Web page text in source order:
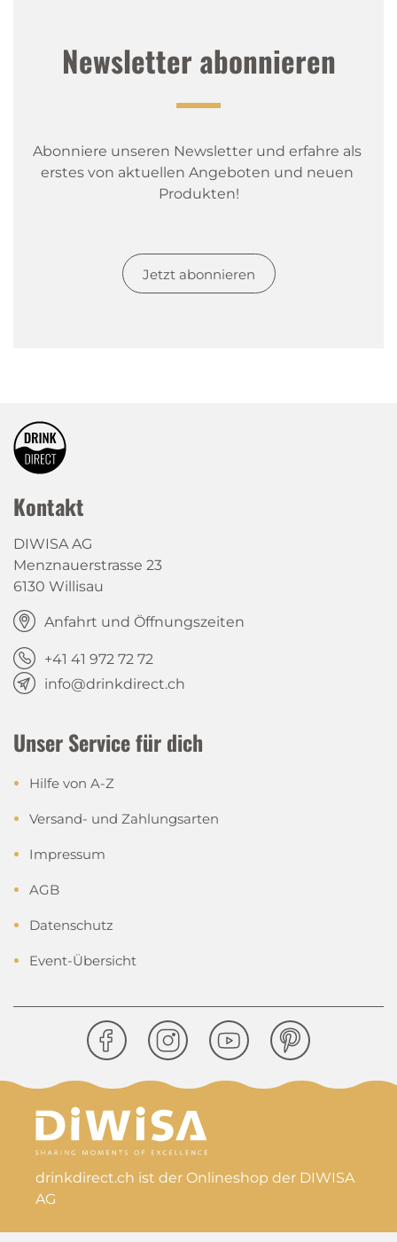
Newsletter abonnieren
Abonniere unseren Newsletter und erfahre als
erstes von aktuellen Angeboten und neuen
Produkten!
Jetzt abonnieren
Kontakt
DIWISA AG
Menznauerstrasse 23
6130 Willisau
Anfahrt und Öffnungszeiten
+41 41 972 72 72
info@drinkdirect.ch
Unser Service für dich
Hilfe von A-Z
Versand- und Zahlungsarten
Impressum
AGB
Datenschutz
Event-Übersicht
drinkdirect.ch ist der Onlineshop der DIWISA
AG